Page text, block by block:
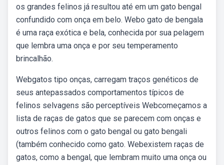
os grandes felinos já resultou até em um gato bengal
confundido com onça em belo. Webo gato de bengala
é uma raça exótica e bela, conhecida por sua pelagem
que lembra uma onça e por seu temperamento
brincalhão.
Webgatos tipo onças, carregam traços genéticos de
seus antepassados comportamentos típicos de
felinos selvagens são perceptíveis Webcomeçamos a
lista de raças de gatos que se parecem com onças e
outros felinos com o gato bengal ou gato bengali
(também conhecido como gato. Webexistem raças de
gatos, como a bengal, que lembram muito uma onça ou